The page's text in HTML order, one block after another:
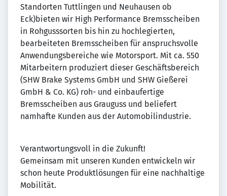
Standorten Tuttlingen und Neuhausen ob
Eck)bieten wir High Performance Bremsscheiben
in Rohgusssorten bis hin zu hochlegierten,
bearbeiteten Bremsscheiben für anspruchsvolle
Anwendungsbereiche wie Motorsport. Mit ca. 550
Mitarbeitern produziert dieser Geschäftsbereich
(SHW Brake Systems GmbH und SHW Gießerei
GmbH & Co. KG) roh- und einbaufertige
Bremsscheiben aus Grauguss und beliefert
namhafte Kunden aus der Automobilindustrie.
Verantwortungsvoll in die Zukunft!
Gemeinsam mit unseren Kunden entwickeln wir
schon heute Produktlösungen für eine nachhaltige
Mobilität.